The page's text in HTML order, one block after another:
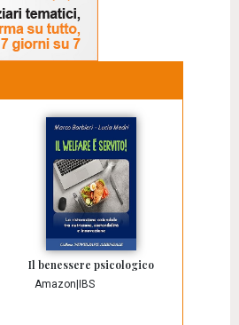
Il benessere psicologico
Amazon IBS